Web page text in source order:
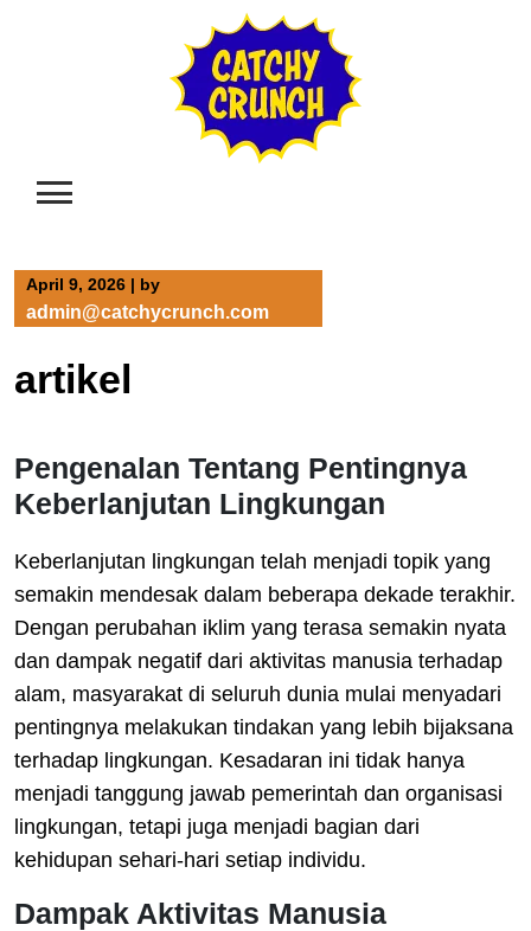
April 9, 2026 | by
admin@catchycrunch.com
artikel
Pengenalan Tentang Pentingnya
Keberlanjutan Lingkungan
Keberlanjutan lingkungan telah menjadi topik yang
semakin mendesak dalam beberapa dekade terakhir.
Dengan perubahan iklim yang terasa semakin nyata
dan dampak negatif dari aktivitas manusia terhadap
alam, masyarakat di seluruh dunia mulai menyadari
pentingnya melakukan tindakan yang lebih bijaksana
terhadap lingkungan. Kesadaran ini tidak hanya
menjadi tanggung jawab pemerintah dan organisasi
lingkungan, tetapi juga menjadi bagian dari
kehidupan sehari-hari setiap individu.
Dampak Aktivitas Manusia